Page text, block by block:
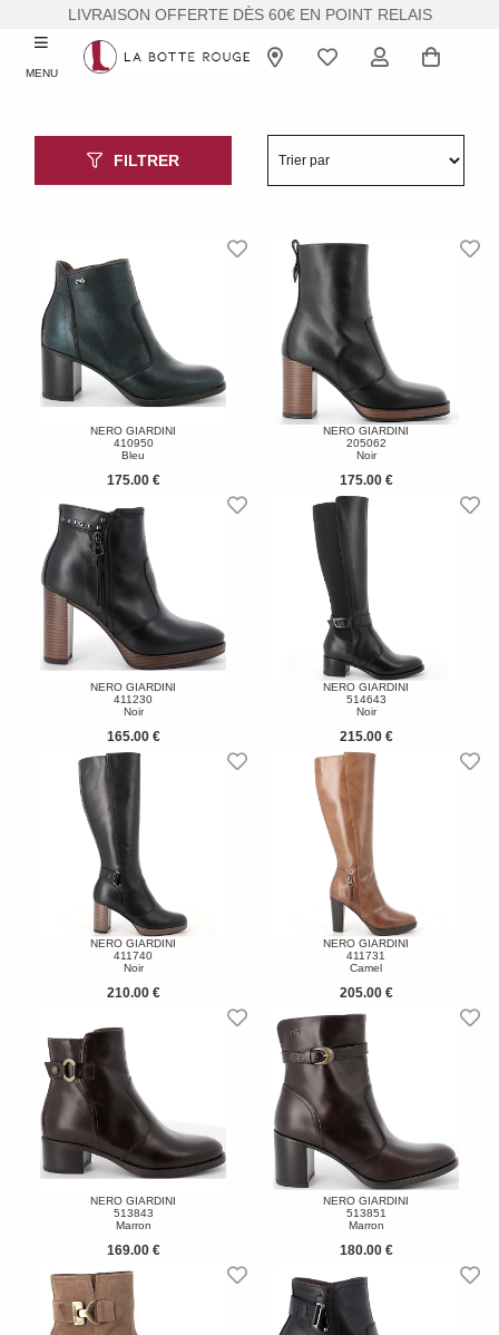
LIVRAISON OFFERTE DÈS 60€ EN POINT RELAIS
MENU
FILTRER
NERO GIARDINI
410950
Bleu
175.00 €
NERO GIARDINI
205062
Noir
175.00 €
NERO GIARDINI
411230
Noir
165.00 €
NERO GIARDINI
514643
Noir
215.00 €
NERO GIARDINI
411740
Noir
210.00 €
NERO GIARDINI
411731
Camel
205.00 €
NERO GIARDINI
513843
Marron
169.00 €
NERO GIARDINI
513851
Marron
180.00 €